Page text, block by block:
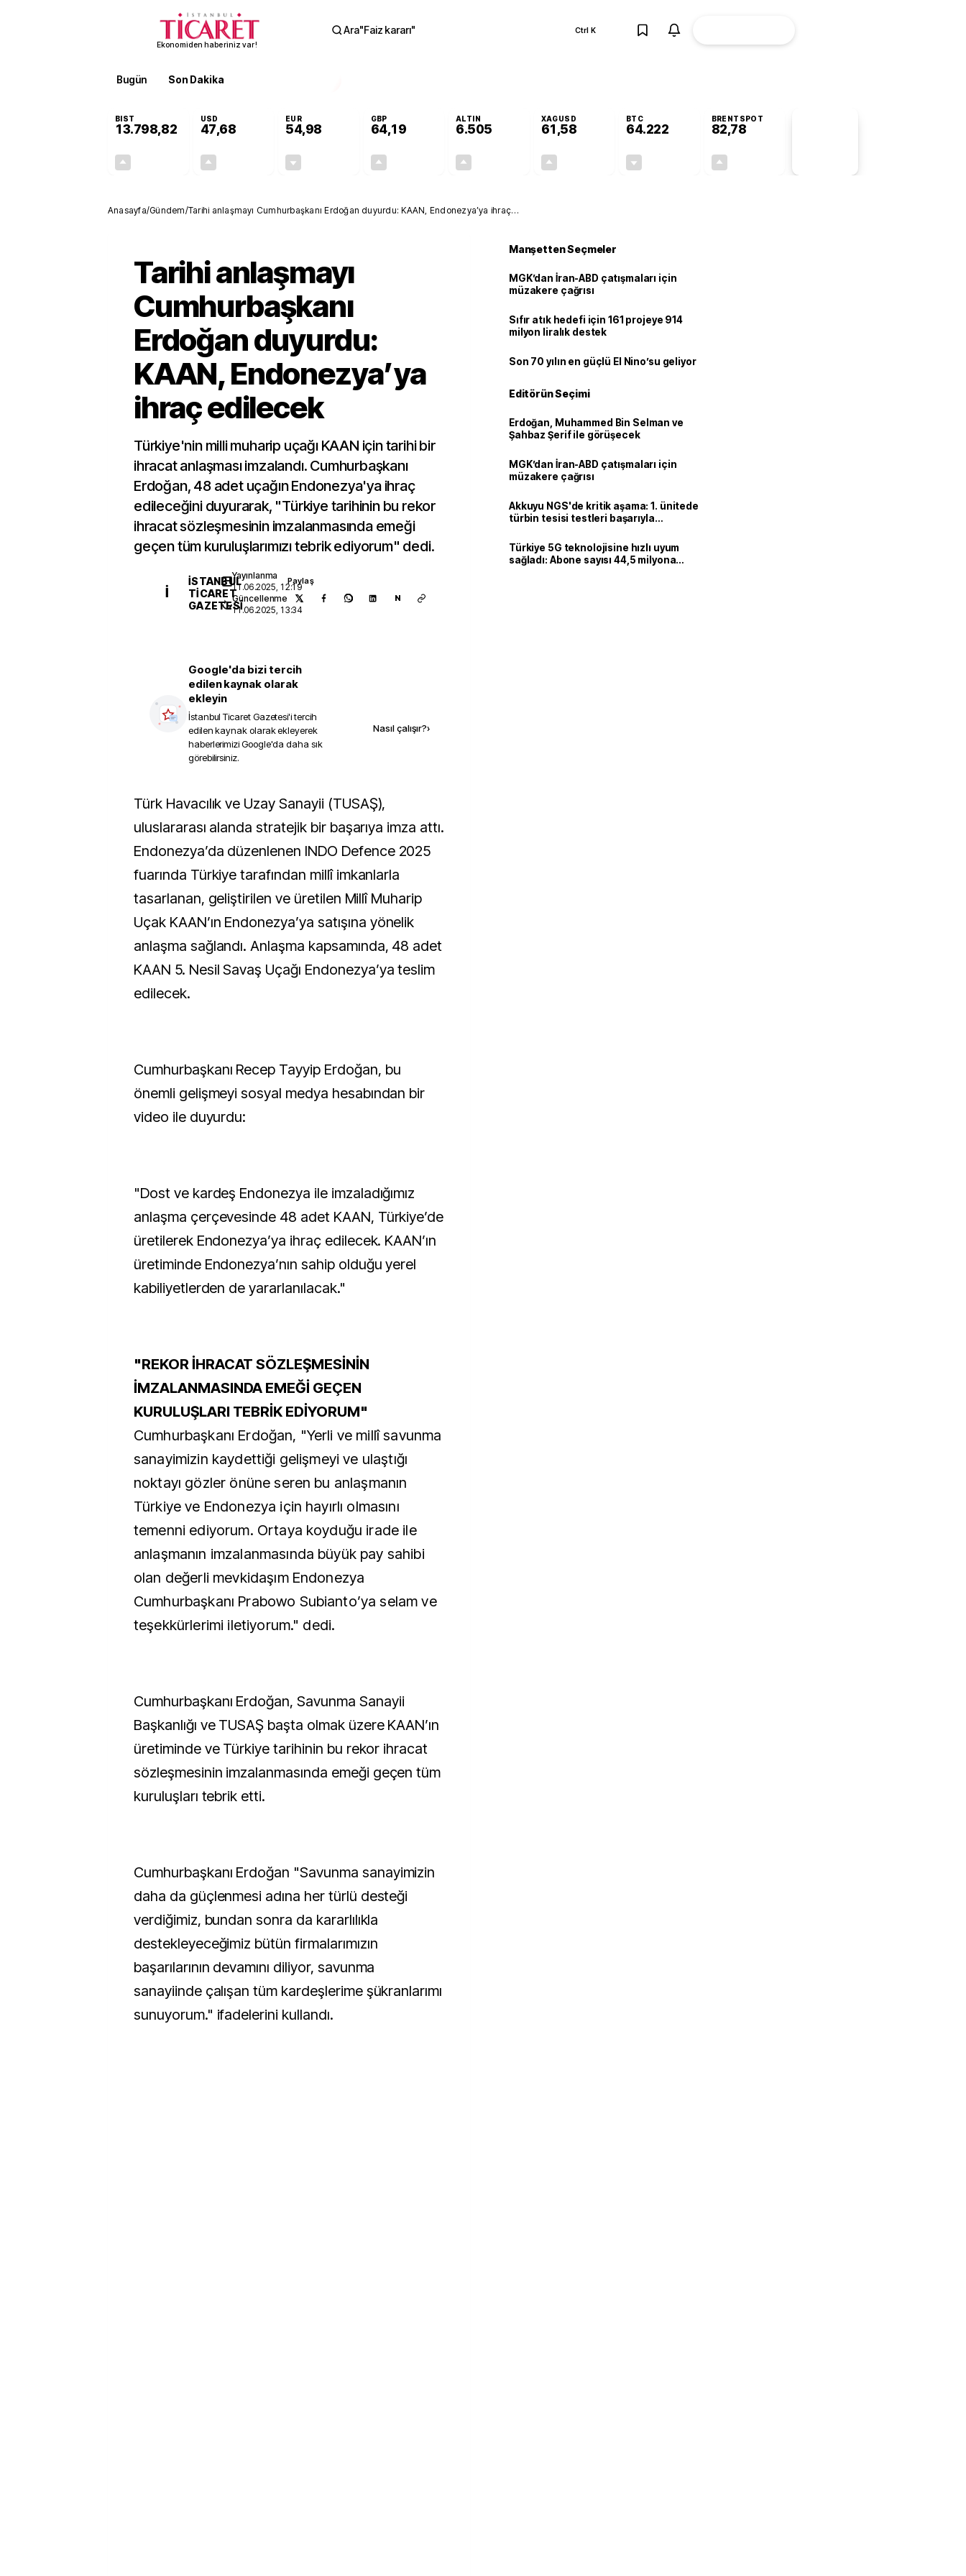
Ekonomiden haberiniz var!
Ara"Faiz kararı" Ctrl K
Bugün Son Dakika
BIST
13.798,82
USD
47,68
EUR
54,98
GBP
64,19
ALTIN
6.505
XAGUSD
61,58
BTC
64.222
BRENTSPOT
82,78
Anasayfa/Gündem/Tarihi anlaşmayı Cumhurbaşkanı Erdoğan duyurdu: KAAN, Endonezya’ya ihraç
Tarihi anlaşmayı
Cumhurbaşkanı
Erdoğan duyurdu:
KAAN, Endonezya’ya
ihraç edilecek
Türkiye'nin milli muharip uçağı KAAN için tarihi bir
ihracat anlaşması imzalandı. Cumhurbaşkanı
Erdoğan, 48 adet uçağın Endonezya'ya ihraç
edileceğini duyurarak, "Türkiye tarihinin bu rekor
ihracat sözleşmesinin imzalanmasında emeği
geçen tüm kuruluşlarımızı tebrik ediyorum" dedi.
İ
İSTANBUL
TICARET
GAZETESI
Yayınlanma
11.06.2025, 12:19
Güncellenme
11.06.2025, 13:34
Paylaş
N
Google'da bizi tercih
edilen kaynak olarak
ekleyin
İstanbul Ticaret Gazetesi'i tercih
edilen kaynak olarak ekleyerek
haberlerimizi Google'da daha sık
görebilirsiniz.
Nasıl çalışır?›
Türk Havacılık ve Uzay Sanayii (TUSAŞ),
uluslararası alanda stratejik bir başarıya imza attı.
Endonezya’da düzenlenen INDO Defence 2025
fuarında Türkiye tarafından millî imkanlarla
tasarlanan, geliştirilen ve üretilen Millî Muharip
Uçak KAAN’ın Endonezya’ya satışına yönelik
anlaşma sağlandı. Anlaşma kapsamında, 48 adet
KAAN 5. Nesil Savaş Uçağı Endonezya’ya teslim
edilecek.
Cumhurbaşkanı Recep Tayyip Erdoğan, bu
önemli gelişmeyi sosyal medya hesabından bir
video ile duyurdu:
"Dost ve kardeş Endonezya ile imzaladığımız
anlaşma çerçevesinde 48 adet KAAN, Türkiye’de
üretilerek Endonezya’ya ihraç edilecek. KAAN’ın
üretiminde Endonezya’nın sahip olduğu yerel
kabiliyetlerden de yararlanılacak."
"REKOR İHRACAT SÖZLEŞMESİNİN
İMZALANMASINDA EMEĞİ GEÇEN
KURULUŞLARI TEBRİK EDİYORUM"
Cumhurbaşkanı Erdoğan, "Yerli ve millî savunma
sanayimizin kaydettiği gelişmeyi ve ulaştığı
noktayı gözler önüne seren bu anlaşmanın
Türkiye ve Endonezya için hayırlı olmasını
temenni ediyorum. Ortaya koyduğu irade ile
anlaşmanın imzalanmasında büyük pay sahibi
olan değerli mevkidaşım Endonezya
Cumhurbaşkanı Prabowo Subianto’ya selam ve
teşekkürlerimi iletiyorum." dedi.
Cumhurbaşkanı Erdoğan, Savunma Sanayii
Başkanlığı ve TUSAŞ başta olmak üzere KAAN’ın
üretiminde ve Türkiye tarihinin bu rekor ihracat
sözleşmesinin imzalanmasında emeği geçen tüm
kuruluşları tebrik etti.
Cumhurbaşkanı Erdoğan "Savunma sanayimizin
daha da güçlenmesi adına her türlü desteği
verdiğimiz, bundan sonra da kararlılıkla
destekleyeceğimiz bütün firmalarımızın
başarılarının devamını diliyor, savunma
sanayiinde çalışan tüm kardeşlerime şükranlarımı
sunuyorum." ifadelerini kullandı.
Manşetten Seçmeler
MGK’dan İran-ABD çatışmaları için
müzakere çağrısı
Sıfır atık hedefi için 161 projeye 914
milyon liralık destek
Son 70 yılın en güçlü El Nino’su geliyor
Editörün Seçimi
Erdoğan, Muhammed Bin Selman ve
Şahbaz Şerif ile görüşecek
MGK’dan İran-ABD çatışmaları için
müzakere çağrısı
Akkuyu NGS'de kritik aşama: 1. ünitede
türbin tesisi testleri başarıyla
Türkiye 5G teknolojisine hızlı uyum
sağladı: Abone sayısı 44,5 milyona